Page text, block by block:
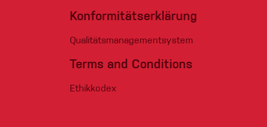
Konformitätserklärung
Qualitätsmanagementsystem
Terms and Conditions
Ethikkodex